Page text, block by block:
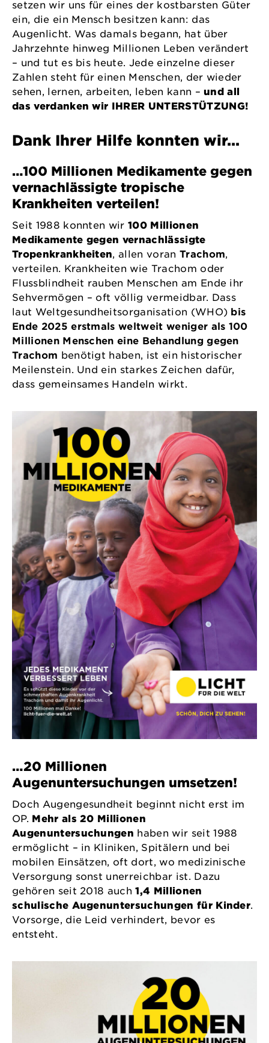
setzen wir uns für eines der kostbarsten Güter
ein, die ein Mensch besitzen kann: das
Augenlicht. Was damals begann, hat über
Jahrzehnte hinweg Millionen Leben verändert
– und tut es bis heute. Jede einzelne dieser
Zahlen steht für einen Menschen, der wieder
sehen, lernen, arbeiten, leben kann –und all
das verdanken wir IHRER UNTERSTÜTZUNG!
Dank Ihrer Hilfe konnten wir…
…100 Millionen Medikamente gegen
vernachlässigte tropische
Krankheiten verteilen!
Seit 1988 konnten wir100 Millionen
Medikamente gegen vernachlässigte
Tropenkrankheiten, allen voran Trachom,
verteilen. Krankheiten wie Trachom oder
Flussblindheit rauben Menschen am Ende ihr
Sehvermögen – oft völlig vermeidbar. Dass
laut Weltgesundheitsorganisation (WHO) bis
Ende 2025 erstmals weltweit weniger als 100
Millionen Menschen eine Behandlung gegen
Trachom benötigt haben, ist ein historischer
Meilenstein. Und ein starkes Zeichen dafür,
dass gemeinsames Handeln wirkt.
…20 Millionen
Augenuntersuchungen umsetzen!
Doch Augengesundheit beginnt nicht erst im
OP. Mehr als 20 Millionen
Augenuntersuchungen haben wir seit 1988
ermöglicht – in Kliniken, Spitälern und bei
mobilen Einsätzen, oft dort, wo medizinische
Versorgung sonst unerreichbar ist. Dazu
gehören seit 2018 auch1,4 Millionen
schulische Augenuntersuchungen für Kinder.
Vorsorge, die Leid verhindert, bevor es
entsteht.